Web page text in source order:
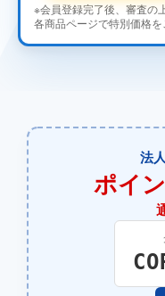
※会員登録完了後、審査の
各商品ページで特別価格を
法
ポイ